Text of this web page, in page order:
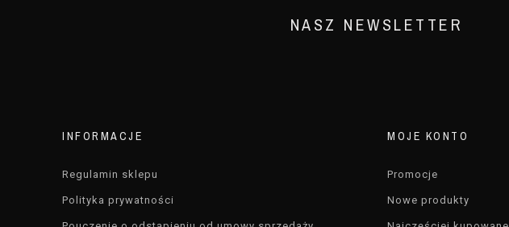
NASZ NEWSLETTER
INFORMACJE
Regulamin sklepu
Polityka prywatności
MOJE KONTO
Promocje
Nowe produkty